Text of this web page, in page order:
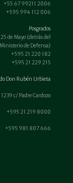
+55 67 99211 2006
+595 994 112 006
Posgrados
de Mayo (detrás del
Ministerio de Defensa)
+595 21 220 182
+595 21 229 215
Don Rubén Urbieta
c/ Padre Cardozo
+595 21 219 8000
+595 981 807 666